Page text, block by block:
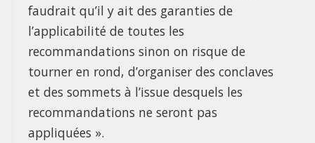
faudrait qu’il y ait des garanties de
l’applicabilité de toutes les
recommandations sinon on risque de
tourner en rond, d’organiser des conclaves
et des sommets à l’issue desquels les
recommandations ne seront pas
appliquées ».